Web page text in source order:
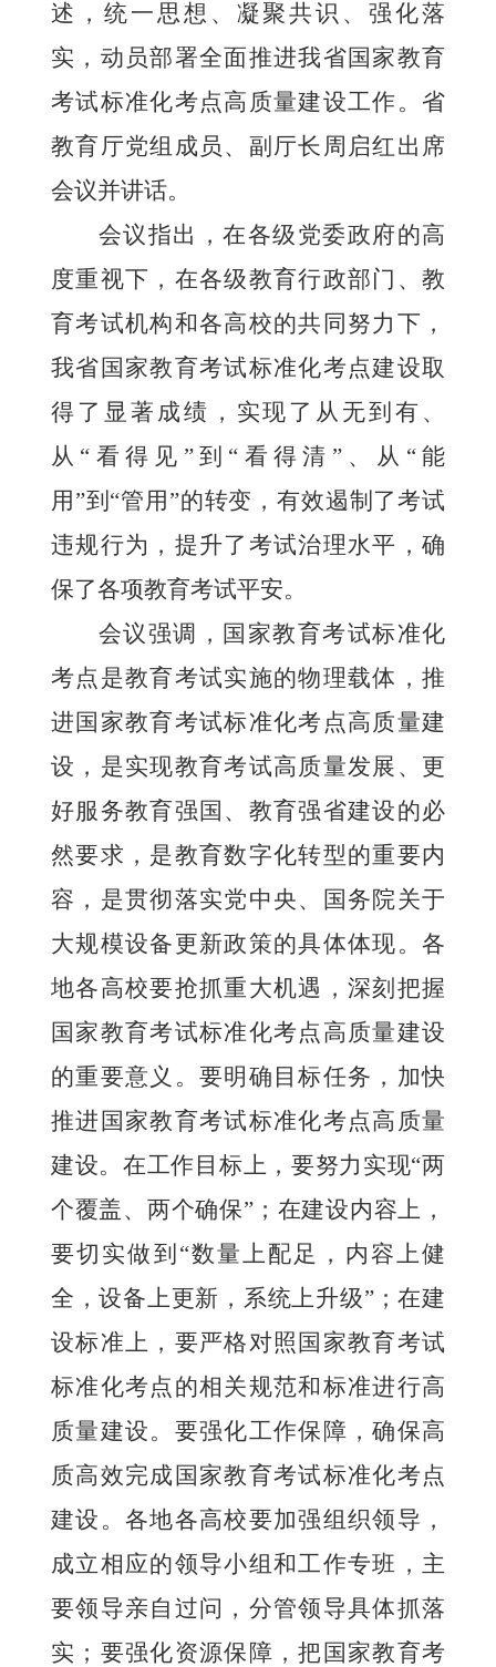
述， 统一思想、凝聚共识、强化落
实 ，动员部署全面推进我省国家教育
考试标准化考点高质量建设工作。省
教育厅党组成员、副厅长周启红出席
会议并讲话。
会议指出，在各级党委政府的高
度重视下，在各级教育行政部门、教
育考试机构和各高校的共同努力下，
我省国家教育考试标准化考点建设取
得了显著成绩，实现了从无到有、
从“看得见”到“看得清”、从“能
用”到“管用”的转变，有效遏制了考试
违规行为，提升了考试治理水平，确
保了各项教育考试平安。
会议强调，国家教育考试标准化
考点是教育考试实施的物理载体，推
进国家教育考试标准化考点高质量建
设，是实现教育考试高质量发展、更
好服务教育强国、教育强省建设的必
然要求，是教育数字化转型的重要内
容，是贯彻落实党中央、国务院关于
大规模设备更新政策的具体体现。各
地各高校要抢抓重大机遇，深刻把握
国家教育考试标准化考点高质量建设
的重要意义。 要明确目标任务，加快
推进国家教育考试标准化考点高质量
建设。在工作目标上，要努力实现“两
个覆盖、两个确保”；在建设内容上，
要切实做到“数量上配足，内容上健
全，设备上更新，系统上升级”；在建
设标准上，要严格对照 国家教育考试
标准化考点的相关规范和标准进行高
质量建设。 要强化工作保障，确保高
质高效完成国家教育考试标准化考点
建设。各地各高校要加强组织领导，
成立相应的领导小组和工作专班，主
要领导亲自过问，分管领导具体抓落
实；要强化资源保障，把国家教育考